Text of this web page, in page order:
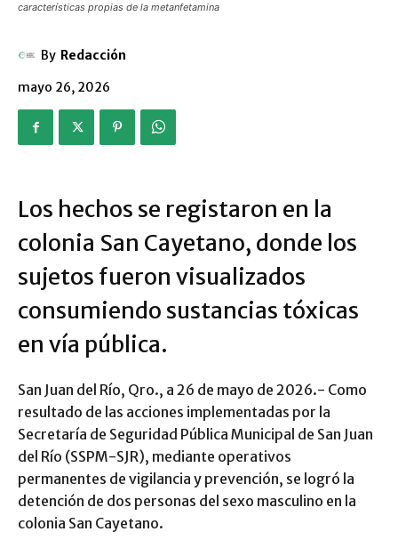
características propias de la metanfetamina
By Redacción
mayo 26, 2026
Los hechos se registaron en la
colonia San Cayetano, donde los
sujetos fueron visualizados
consumiendo sustancias tóxicas
en vía pública.
San Juan del Río, Qro., a 26 de mayo de 2026.- Como
resultado de las acciones implementadas por la
Secretaría de Seguridad Pública Municipal de San Juan
del Río (SSPM-SJR), mediante operativos
permanentes de vigilancia y prevención, se logró la
detención de dos personas del sexo masculino en la
colonia San Cayetano.